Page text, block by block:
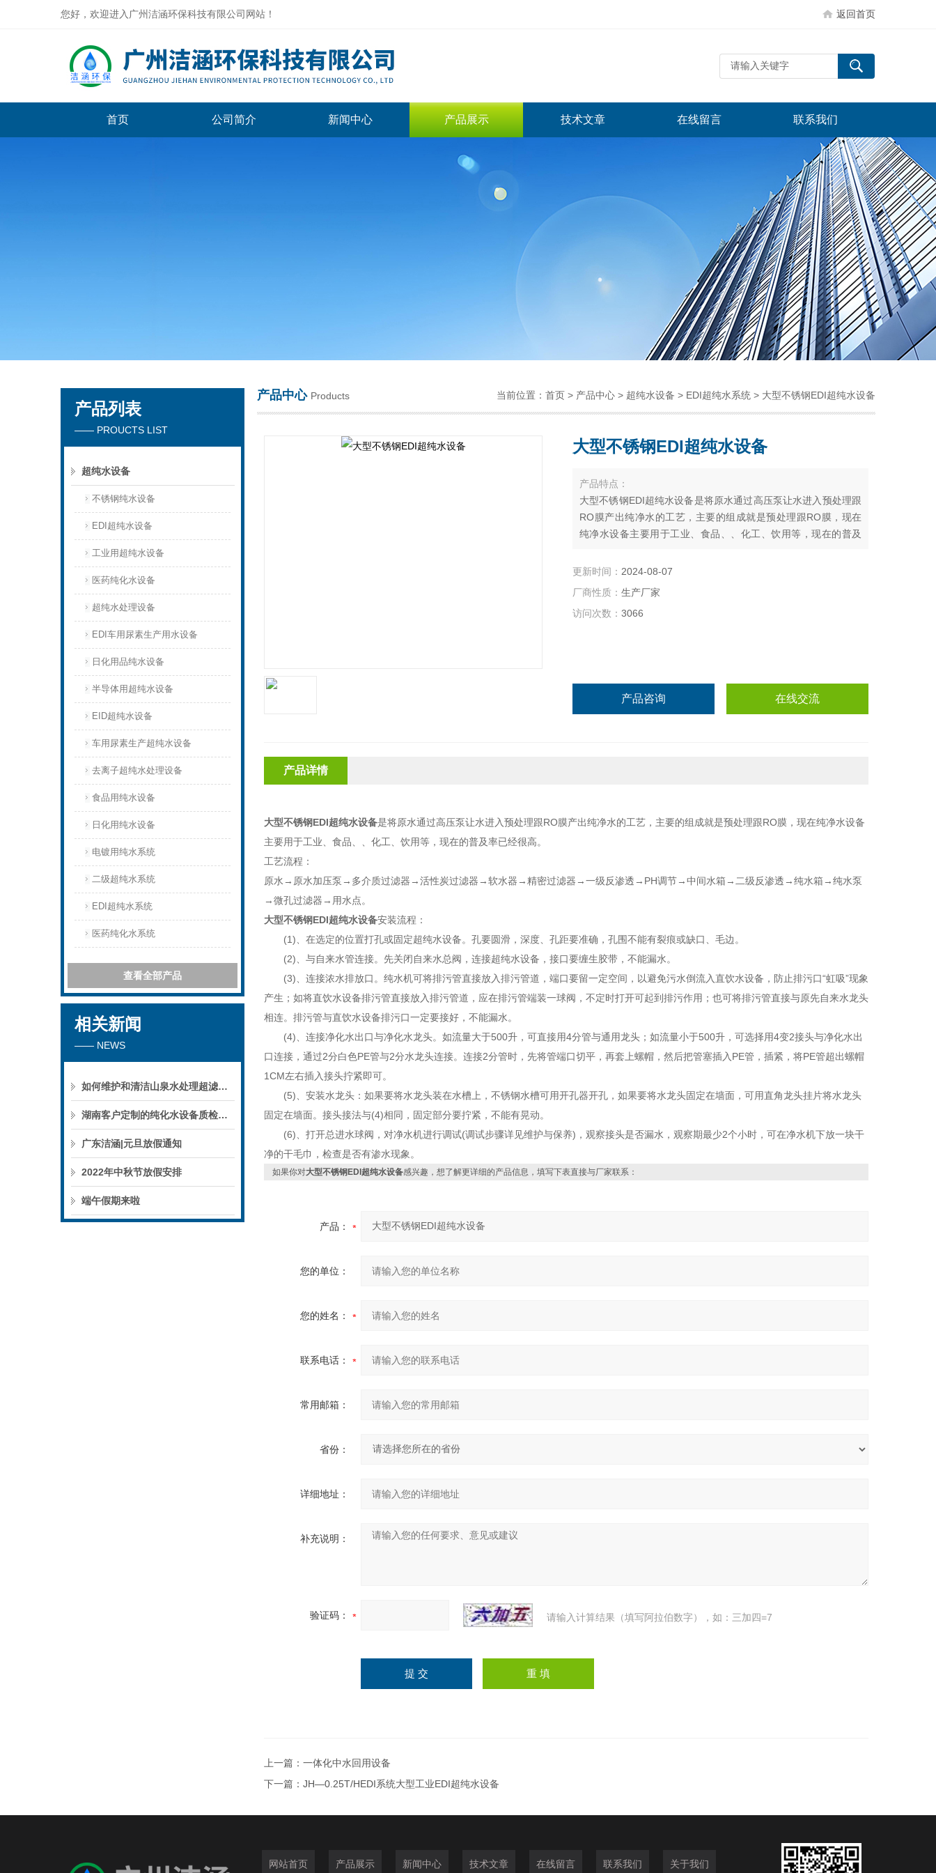
您好，欢迎进入广州洁涵环保科技有限公司网站！ 返回首页
首页 公司简介 新闻中心 产品展示 技术文章 在线留言 联系我们
产品中心 Products 当前位置： 首页 > 产品中心 > 超纯水设备 > EDI超纯水系统 > 大型不锈钢EDI超纯水设备
大型不锈钢EDI超纯水设备
产品特点：
大型不锈钢EDI超纯水设备是将原水通过高压泵让水进入预处理跟
RO膜产出纯净水的工艺，主要的组成就是预处理跟RO膜，现在
纯净水设备主要用于工业、食品、、化工、饮用等，现在的普及
更新时间： 2024-08-07
厂商性质： 生产厂家
访问次数： 3066
产品咨询 在线交流
产品详情
大型不锈钢EDI超纯水设备是将原水通过高压泵让水进入预处理跟RO膜产出纯净水的工艺，主要的组成就是预处理跟RO膜，现在纯净水设备
主要用于工业、食品、、化工、饮用等，现在的普及率已经很高。
工艺流程：
原水→原水加压泵→多介质过滤器→活性炭过滤器→软水器→精密过滤器→一级反渗透→PH调节→中间水箱→二级反渗透→纯水箱→纯水泵
→微孔过滤器→用水点。
大型不锈钢EDI超纯水设备安装流程：
(1)、在选定的位置打孔或固定超纯水设备。孔要圆滑，深度、孔距要准确，孔围不能有裂痕或缺口、毛边。
(2)、与自来水管连接。先关闭自来水总阀，连接超纯水设备，接口要缠生胶带，不能漏水。
(3)、连接浓水排放口。纯水机可将排污管直接放入排污管道，端口要留一定空间，以避免污水倒流入直饮水设备，防止排污口“虹吸”现象
产生；如将直饮水设备排污管直接放入排污管道，应在排污管端装一球阀，不定时打开可起到排污作用；也可将排污管直接与原先自来水龙头
相连。排污管与直饮水设备排污口一定要接好，不能漏水。
(4)、连接净化水出口与净化水龙头。如流量大于500升，可直接用4分管与通用龙头；如流量小于500升，可选择用4变2接头与净化水出
口连接，通过2分白色PE管与2分水龙头连接。连接2分管时，先将管端口切平，再套上螺帽，然后把管塞插入PE管，插紧，将PE管超出螺帽
1CM左右插入接头拧紧即可。
(5)、安装水龙头：如果要将水龙头装在水槽上，不锈钢水槽可用开孔器开孔，如果要将水龙头固定在墙面，可用直角龙头挂片将水龙头
固定在墙面。接头接法与(4)相同，固定部分要拧紧，不能有晃动。
(6)、打开总进水球阀，对净水机进行调试(调试步骤详见维护与保养)，观察接头是否漏水，观察期最少2个小时，可在净水机下放一块干
净的干毛巾，检查是否有渗水现象。
如果你对大型不锈钢EDI超纯水设备感兴趣，想了解更详细的产品信息，填写下表直接与厂家联系：
产品：
您的单位：
您的姓名：
联系电话：
常用邮箱：
省份：
详细地址：
补充说明：
验证码： 请输入计算结果（填写阿拉伯数字），如：三加四=7
上一篇： 一体化中水回用设备
下一篇： JH—0.25T/HEDI系统大型工业EDI超纯水设备
产品列表
—— PROUCTS LIST
超纯水设备
不锈钢纯水设备
EDI超纯水设备
工业用超纯水设备
医药纯化水设备
超纯水处理设备
EDI车用尿素生产用水设备
日化用品纯水设备
半导体用超纯水设备
EID超纯水设备
车用尿素生产超纯水设备
去离子超纯水处理设备
食品用纯水设备
日化用纯水设备
电镀用纯水系统
二级超纯水系统
EDI超纯水系统
医药纯化水系统
查看全部产品
相关新闻
—— NEWS
如何维护和清洁山泉水处理超滤系统
湖南客户定制的纯化水设备质检后准备发货！
广东洁涵|元旦放假通知
2022年中秋节放假安排
端午假期来啦
网站首页 产品展示 新闻中心 技术文章 在线留言 联系我们 关于我们